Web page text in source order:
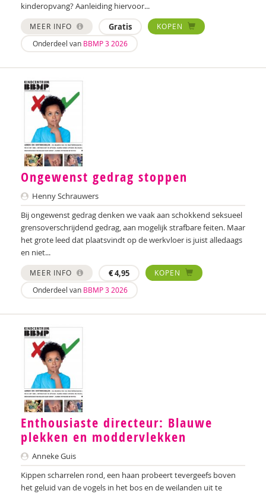
Katrien van Laere
Lien Van Laere
Lenneke Moerdijk
Maryse Nijhof
Mandy Pijl
Janneke Plantenga
Helmie van Ravestein
Willemijn Roodbol
Lida Schepers
Wilma Schepers
Henny Schrauwers
Muriëlle Springer
Angelique Sterken
Jochem Streefkerk
Karen Strengers
Mirjam Tielbeek-Bertels
Martin van der Linden
Mariska Venema
Jacques Verheijke
Aart Verschuur
Veerle Vervaet
kinderopvang? Aanleiding hiervoor...
MEER INFO Gratis
KOPEN
Onderdeel van BBMP 3 2026
Ongewenst gedrag stoppen
Henny Schrauwers
Bij ongewenst gedrag denken we vaak aan schokkend seksueel
grensoverschrijdend gedrag, aan mogelijk strafbare feiten. Maar
het grote leed dat plaatsvindt op de werkvloer is juist alledaags
en niet...
MEER INFO €4,95
KOPEN
Onderdeel van BBMP 3 2026
Enthousiaste directeur: Blauwe
plekken en moddervlekken
Anneke Guis
Kippen scharrelen rond, een haan probeert tevergeefs boven
het geluid van de vogels in het bos en de weilanden uit te